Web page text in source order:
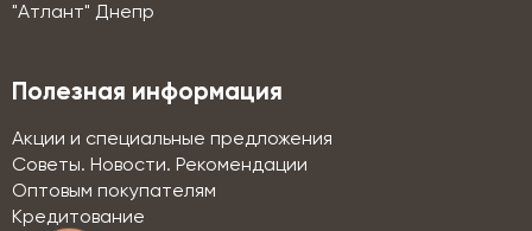
"Атлант" Днепр
Полезная информация
Акции и специальные предложения
Советы. Новости. Рекомендации
Оптовым покупателям
Кредитование